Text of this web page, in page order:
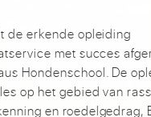
de erkende opleiding
met succes
Hondenschool. De
op het gebied van
en roedelgedrag,